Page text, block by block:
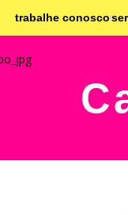
trabalhe conosco